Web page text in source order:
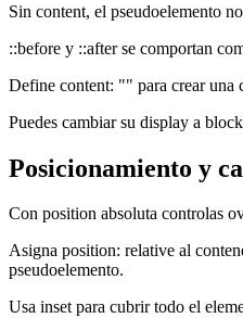
Sin content, el pseudoelemento
::before y ::after se comportan
Define content: "" para crear una
Puedes cambiar su display a
Posicionamiento y
Con position absoluta controlas
Asigna position: relative al
pseudoelemento.
Usa inset para cubrir todo el